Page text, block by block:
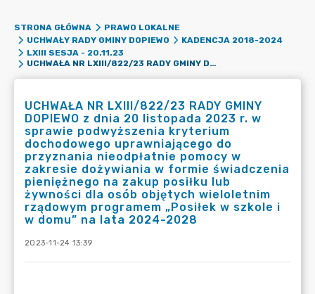
STRONA GŁÓWNA
PRAWO LOKALNE
UCHWAŁY RADY GMINY DOPIEWO
KADENCJA 2018-2024
LXIII SESJA - 20.11.23
UCHWAŁA NR LXIII/822/23 RADY GMINY DOPIEWO Z DNIA 20 LISTOPADA 2023 R. W SPRAWIE PODWYŻSZENIA KRYTERIUM DOCHODOWEGO UPRAWNIAJĄCEGO DO PRZYZNANIA NIEODPŁATNIE POMOCY W ZAKRESIE DOŻYWIANIA W FORMIE ŚWIADCZENIA PIENIĘŻNEGO NA ZAKUP POSIŁKU LUB ŻYWNOŚCI DLA OSÓB OBJĘTYCH WIELOLETNIM RZĄDOWYM PROGRAMEM „POSIŁEK W SZKOLE I W DOMU” NA LATA 2024-2028
UCHWAŁA NR LXIII/822/23 RADY GMINY
DOPIEWO z dnia 20 listopada 2023 r. w
sprawie podwyższenia kryterium
dochodowego uprawniającego do
przyznania nieodpłatnie pomocy w
zakresie dożywiania w formie świadczenia
pieniężnego na zakup posiłku lub
żywności dla osób objętych wieloletnim
rządowym programem „Posiłek w szkole i
w domu” na lata 2024-2028
2023-11-24 13:39